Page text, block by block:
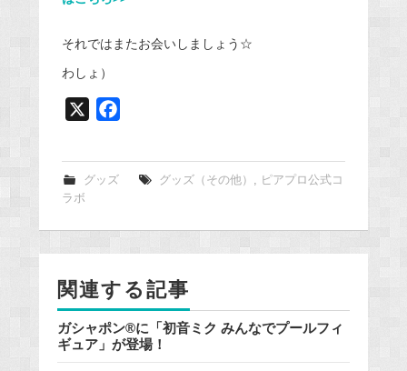
それではまたお会いしましょう☆
わしょ）
o
o
グッズ グッズ（その他）
ピアプロ公式コ
ラボ
関連する記事
ガシャポン®に「初音ミク みんなでプールフィ
ギュア」が登場！